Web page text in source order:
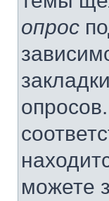
опрос
можете